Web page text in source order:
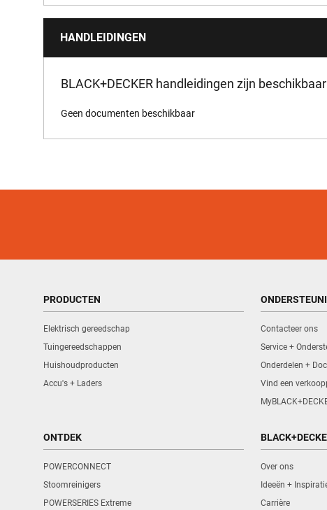
HANDLEIDINGEN
BLACK+DECKER handleidingen zijn
Geen documenten beschikbaar
PRODUCTEN
Elektrisch gereedschap
Tuingereedschappen
Huishoudproducten
Accu's + Laders
Contacteer ons
Service +
Onderdelen +
Vind een
ONTDEK
POWERCONNECT
Stoomreinigers
POWERSERIES Extreme
Over ons
Ideeën +
Carrière